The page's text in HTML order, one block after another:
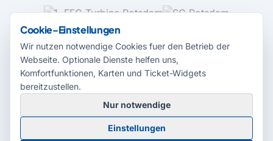
© 2026 Radio Potsdam. Webseite entwickelt durch dieMedienagentur
Babelsberg
Cookie-Einstellungen
Wir nutzen notwendige Cookies fuer den Betrieb der
Webseite. Optionale Dienste helfen uns,
Komfortfunktionen, Karten und Ticket-Widgets
bereitzustellen.
Nur notwendige
Einstellungen